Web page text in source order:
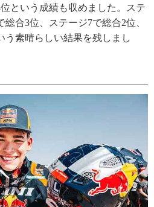
という成績も収めました。ステ
合3位、ステージ7で総合2位、
う素晴らしい結果を残しまし